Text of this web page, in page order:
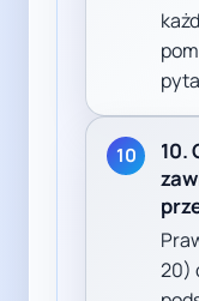
10
10.
20)